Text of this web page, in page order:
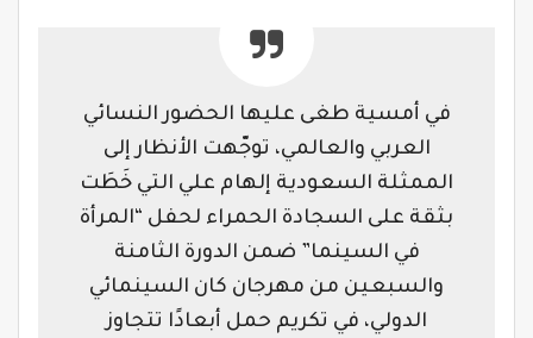
في أمسية طغى عليها الحضور النسائي
العربي والعالمي، توجّهت الأنظار إلى
الممثلة السعودية إلهام علي التي خَطَت
بثقة على السجادة الحمراء لحفل “المرأة
في السينما” ضمن الدورة الثامنة
والسبعين من مهرجان كان السينمائي
الدولي، في تكريم حمل أبعادًا تتجاوز